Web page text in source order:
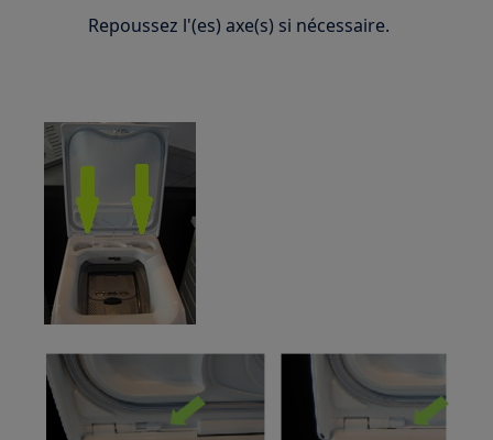
Repoussez l'(es) axe(s) si nécessaire.